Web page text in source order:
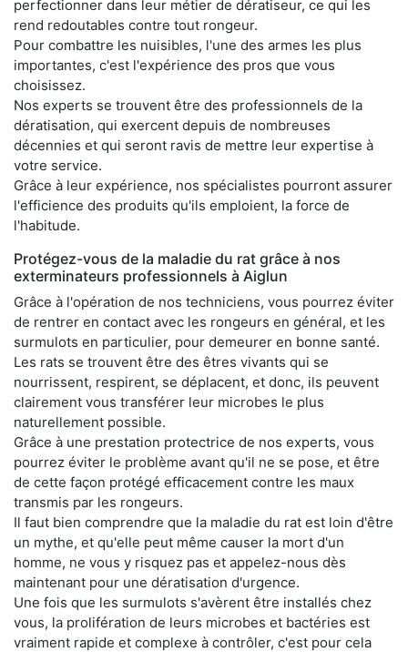
perfectionner dans leur métier de dératiseur, ce qui les
rend redoutables contre tout rongeur.
Pour combattre les nuisibles, l'une des armes les plus
importantes, c'est l'expérience des pros que vous
choisissez.
Nos experts se trouvent être des professionnels de la
dératisation, qui exercent depuis de nombreuses
décennies et qui seront ravis de mettre leur expertise à
votre service.
Grâce à leur expérience, nos spécialistes pourront assurer
l'efficience des produits qu'ils emploient, la force de
l'habitude.
Protégez-vous de la maladie du rat grâce à nos
exterminateurs professionnels à Aiglun
Grâce à l'opération de nos techniciens, vous pourrez éviter
de rentrer en contact avec les rongeurs en général, et les
surmulots en particulier, pour demeurer en bonne santé.
Les rats se trouvent être des êtres vivants qui se
nourrissent, respirent, se déplacent, et donc, ils peuvent
clairement vous transférer leur microbes le plus
naturellement possible.
Grâce à une prestation protectrice de nos experts, vous
pourrez éviter le problème avant qu'il ne se pose, et être
de cette façon protégé efficacement contre les maux
transmis par les rongeurs.
Il faut bien comprendre que la maladie du rat est loin d'être
un mythe, et qu'elle peut même causer la mort d'un
homme, ne vous y risquez pas et appelez-nous dès
maintenant pour une dératisation d'urgence.
Une fois que les surmulots s'avèrent être installés chez
vous, la prolifération de leurs microbes et bactéries est
vraiment rapide et complexe à contrôler, c'est pour cela